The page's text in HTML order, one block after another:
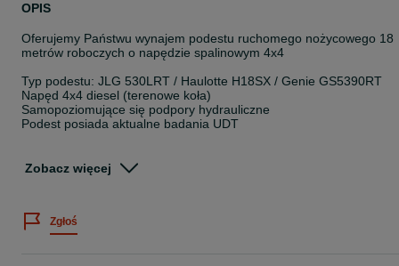
OPIS
Oferujemy Państwu wynajem podestu ruchomego nożycowego 18
metrów roboczych o napędzie spalinowym 4x4
Typ podestu: JLG 530LRT / Haulotte H18SX / Genie GS5390RT
Napęd 4x4 diesel (terenowe koła)
Samopoziomujące się podpory hydrauliczne
Podest posiada aktualne badania UDT
najlepszą cenę wynajmu, prosimy o kontakt telefoniczny lub
tel. 60*******09 lub 66*******81
www.zwyzki.com.pl
Zobacz więcej
Zgłoś